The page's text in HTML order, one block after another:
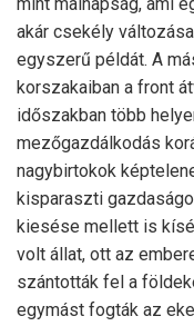
akár csekély
egyszerű példát. A
korszakaiban a front
időszakban több
mezőgazdálkodás
nagybirtokok
kisparaszti
kiesése mellett is
volt állat, ott az
szántották fel a
egymást fogták az